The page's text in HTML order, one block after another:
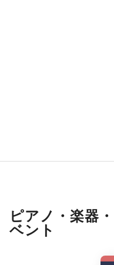
ピアノ・楽器
ベント